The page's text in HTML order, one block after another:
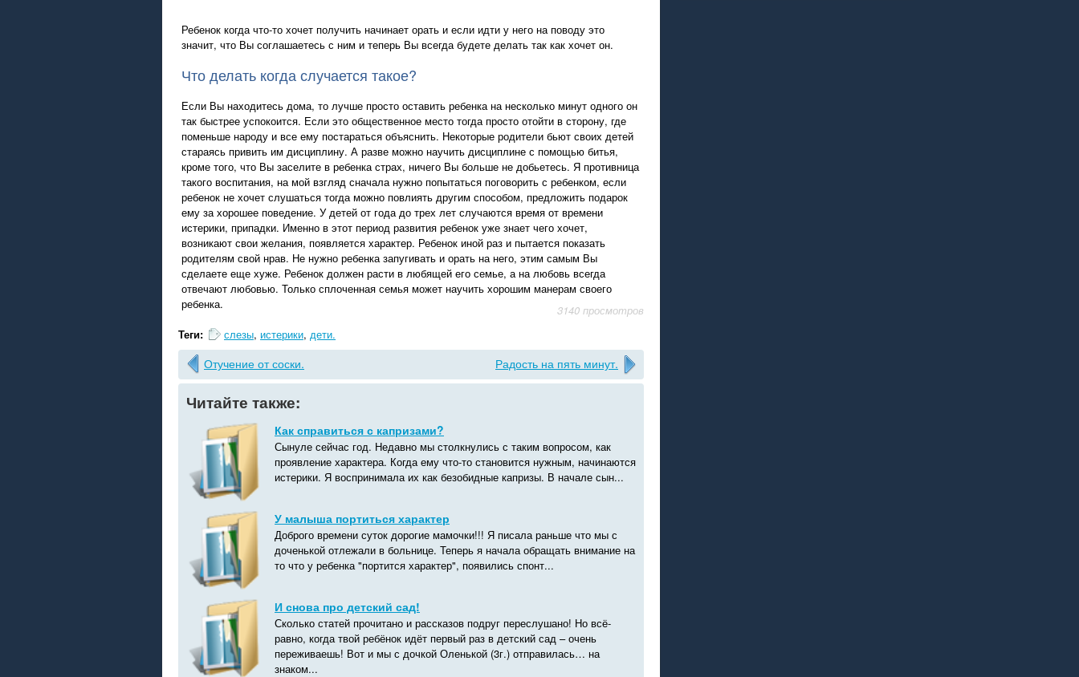
Ребенок когда что-то хочет получить начинает орать и если идти у него на поводу это
значит, что Вы соглашаетесь с ним и теперь Вы всегда будете делать так как хочет он.
Что делать когда случается такое?
Если Вы находитесь дома, то лучше просто оставить ребенка на несколько минут одного он
так быстрее успокоится. Если это общественное место тогда просто отойти в сторону, где
поменьше народу и все ему постараться объяснить. Некоторые родители бьют своих детей
стараясь привить им дисциплину. А разве можно научить дисциплине с помощью битья,
кроме того, что Вы заселите в ребенка страх, ничего Вы больше не добьетесь. Я противница
такого воспитания, на мой взгляд сначала нужно попытаться поговорить с ребенком, если
ребенок не хочет слушаться тогда можно повлиять другим способом, предложить подарок
ему за хорошее поведение. У детей от года до трех лет случаются время от времени
истерики, припадки. Именно в этот период развития ребенок уже знает чего хочет,
возникают свои желания, появляется характер. Ребенок иной раз и пытается показать
родителям свой нрав. Не нужно ребенка запугивать и орать на него, этим самым Вы
сделаете еще хуже. Ребенок должен расти в любящей его семье, а на любовь всегда
отвечают любовью. Только сплоченная семья может научить хорошим манерам своего
ребенка.
3140 просмотров
Теги:
слезы, истерики, дети.
Отучение от соски. Радость на пять минут.
Читайте также:
Как справиться с капризами?
Сынуле сейчас год. Недавно мы столкнулись с таким вопросом, как
проявление характера. Когда ему что-то становится нужным, начинаются
истерики. Я воспринимала их как безобидные капризы. В начале сын...
У малыша портиться характер
Доброго времени суток дорогие мамочки!!! Я писала раньше что мы с
доченькой отлежали в больнице. Теперь я начала обращать внимание на
то что у ребенка "портится характер", появились спонт...
И снова про детский сад!
Сколько статей прочитано и рассказов подруг переслушано! Но всё-
равно, когда твой ребёнок идёт первый раз в детский сад – очень
переживаешь! Вот и мы с дочкой Оленькой (3г.) отправилась… на
знаком...